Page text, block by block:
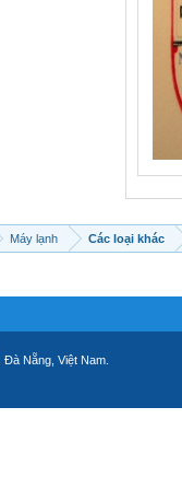
Máy lạnh Các loại khác
Nẵng, Việt Nam.